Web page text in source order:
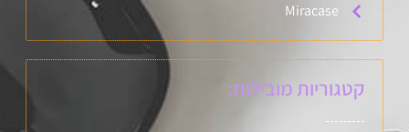
Miracase
קטגוריות מובילות: